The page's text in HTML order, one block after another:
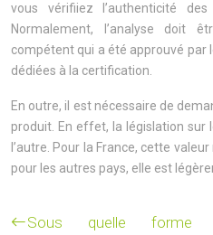
vous vérifiiez l’authenticité
Normalement, l’analyse doit
compétent qui a été approuvé par
dédiées à la certification.
En outre, il est nécessaire de
produit. En effet, la législation sur
l’autre. Pour la France, cette
pour les autres pays, elle est
Sous quelle forme